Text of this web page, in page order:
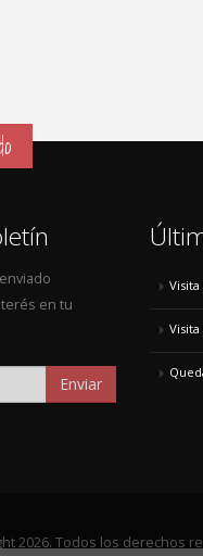
en tu
Enviar
2026. Todos los derechos